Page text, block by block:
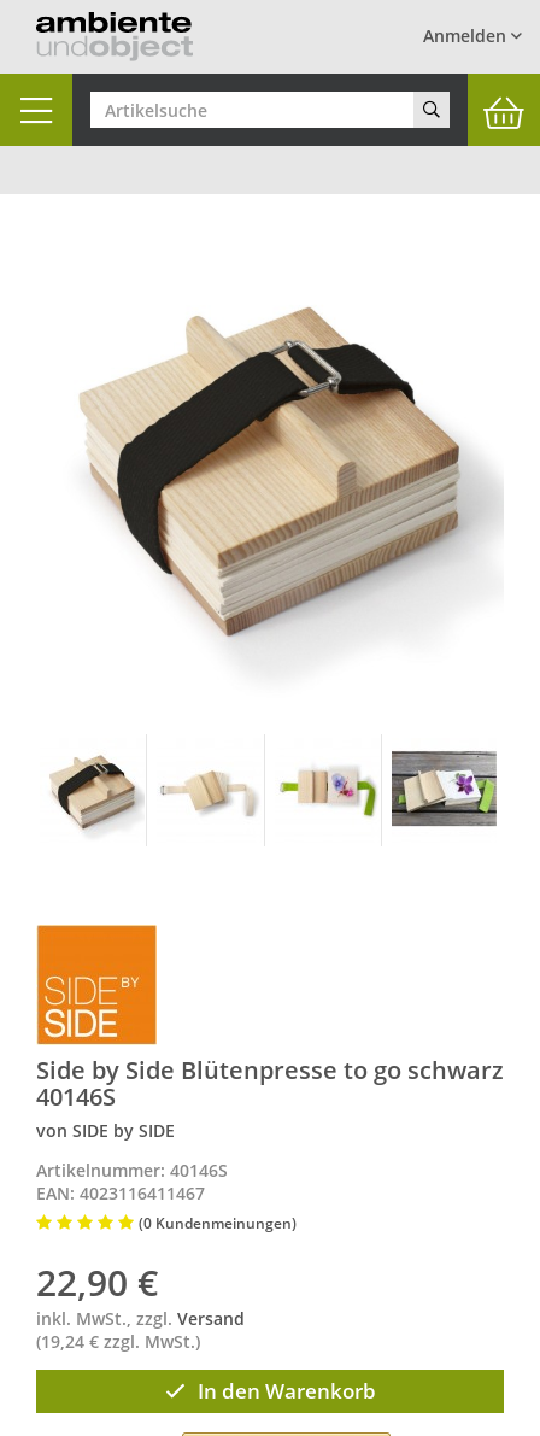
Anmelden
Toggle
navigation
Side by Side Blütenpresse to go schwarz
40146S
von SIDE by SIDE
Artikelnummer: 40146S
EAN: 4023116411467
(0 Kundenmeinungen)
22,90 €
inkl. MwSt., zzgl. Versand
(19,24 € zzgl. MwSt.)
In den Warenkorb